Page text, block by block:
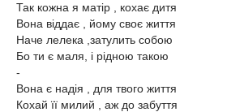
Так кожна я матір , кохає дитя
Вона віддає , йому своє життя
Наче лелека ,затулить собою
Бо ти є маля, і рідною такою
-
Вона є надія , для твого життя
Кохай її милий , аж до забуття